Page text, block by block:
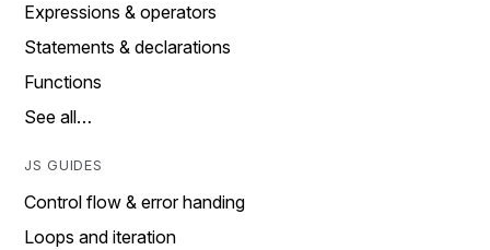
Expressions & operators
Statements & declarations
Functions
See all…
JS GUIDES
Control flow & error handing
Loops and iteration